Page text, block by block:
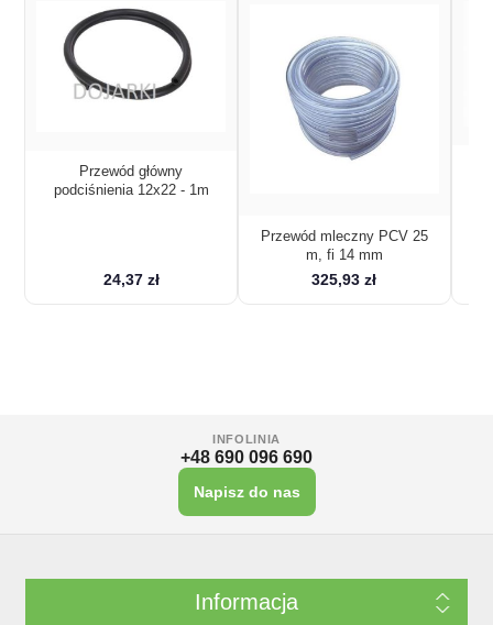
Przewód główny
podciśnienia 12x22 - 1m
24,37 zł
Przewód mleczny PCV 25
m, fi 14 mm
325,93 zł
INFOLINIA
+48 690 096 690
Napisz do nas
Informacja